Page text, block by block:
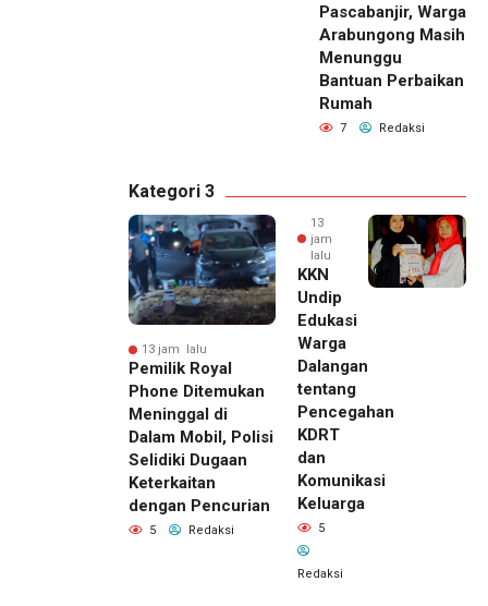
Pascabanjir, Warga
Arabungong Masih
Menunggu
Bantuan Perbaikan
Rumah
7 Redaksi
Kategori 3
13 jam lalu
Pemilik Royal
Phone Ditemukan
Meninggal di
Dalam Mobil, Polisi
Selidiki Dugaan
Keterkaitan
dengan Pencurian
5 Redaksi
13
jam
lalu
KKN
Undip
Edukasi
Warga
Dalangan
tentang
Pencegahan
KDRT
dan
Komunikasi
Keluarga
5
Redaksi